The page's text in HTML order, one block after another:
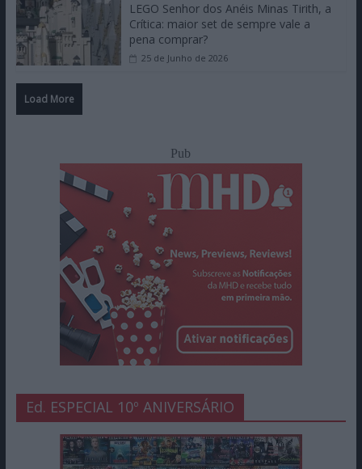
LEGO Senhor dos Anéis Minas Tirith, a
Crítica: maior set de sempre vale a
pena comprar?
25 de Junho de 2026
Load More
Pub
Ed. ESPECIAL 10º ANIVERSÁRIO